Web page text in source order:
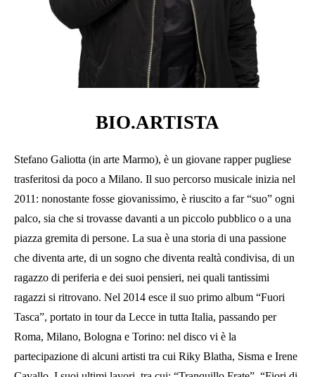
BIO.ARTISTA
Stefano Galiotta (in arte Marmo), è un giovane rapper pugliese
trasferitosi da poco a Milano. Il suo percorso musicale inizia nel
2011: nonostante fosse giovanissimo, è riuscito a far “suo” ogni
palco, sia che si trovasse davanti a un piccolo pubblico o a una
piazza gremita di persone. La sua è una storia di una passione
che diventa arte, di un sogno che diventa realtà condivisa, di un
ragazzo di periferia e dei suoi pensieri, nei quali tantissimi
ragazzi si ritrovano. Nel 2014 esce il suo primo album “Fuori
Tasca”, portato in tour da Lecce in tutta Italia, passando per
Roma, Milano, Bologna e Torino: nel disco vi è la
partecipazione di alcuni artisti tra cui Riky Blatha, Sisma e Irene